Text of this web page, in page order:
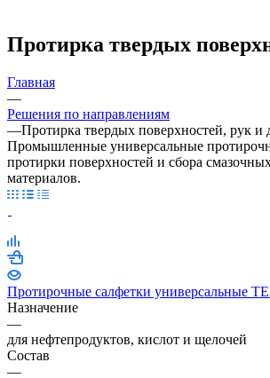
Протирка твердых
Главная
—
Решения по направлениям
—Протирка твердых поверхностей, рук и
Промышленные универсальные
протирки поверхностей и сбора
материалов.
Протирочные салфетки
Назначение
—
для нефтепродуктов, кислот и щелочей
Состав
—